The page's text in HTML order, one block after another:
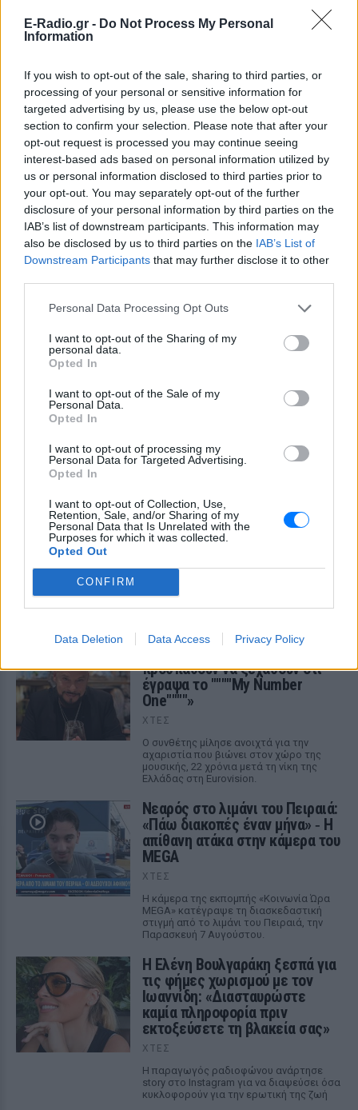
E-Radio.gr - Do Not Process My Personal
Information
If you wish to opt-out of the sale, sharing to third parties, or
processing of your personal or sensitive information for
targeted advertising by us, please use the below opt-out
section to confirm your selection. Please note that after your
opt-out request is processed you may continue seeing
interest-based ads based on personal information utilized by
us or personal information disclosed to third parties prior to
your opt-out. You may separately opt-out of the further
disclosure of your personal information by third parties on the
IAB’s list of downstream participants. This information may
also be disclosed by us to third parties on the IAB’s List of
Downstream Participants that may further disclose it to other
Personal Data Processing Opt Outs
I want to opt-out of the Sharing of my
personal data.
Opted In
I want to opt-out of the Sale of my
Personal Data.
Opted In
I want to opt-out of processing my
Personal Data for Targeted Advertising.
Opted In
I want to opt-out of Collection, Use,
Retention, Sale, and/or Sharing of my
Personal Data that Is Unrelated with the
Purposes for which it was collected.
Opted Out
CONFIRM
Data Deletion Data Access Privacy Policy
Ακολουθήστε το E-Radio.gr στοGoogle News
και μάθετε πρώτοι
Διαβάστε περισσότερα θέματα για Μόδα,
Ομορφιά, Σχέσειςκαι φυσικάCelebritiesστο νέο
Pink.gr
!
Ακολουθήστε το E-Radio.gr και στο Instagram
ΔΕΙΤΕ ΕΠΙΣΗΣ
προσπαθούν να ξεχάσουν ότι
έγραψα το """"My Number
One""""»
ΧΤΕΣ
Ο συνθέτης μίλησε ανοιχτά για την
αχαριστία που βιώνει στον χώρο της
μουσικής, 22 χρόνια μετά τη νίκη της
Ελλάδας στη Eurovision.
Νεαρός στο λιμάνι του Πειραιά:
«Πάω διακοπές έναν μήνα» ‑ Η
απίθανη ατάκα στην κάμερα του
MEGA
ΧΤΕΣ
Η κάμερα της εκπομπής «Κοινωνία Ώρα
MEGA» κατέγραψε τη διασκεδαστική
στιγμή από το λιμάνι του Πειραιά, την
Παρασκευή 7 Αυγούστου.
Η Ελένη Βουλγαράκη ξεσπά για
τις φήμες χωρισμού με τον
Ιωαννίδη: «Διασταυρώστε
καμία πληροφορία πριν
εκτοξεύσετε τη βλακεία σας»
ΧΤΕΣ
Η παραγωγός ραδιοφώνου ανάρτησε
story στο Instagram για να διαψεύσει όσα
κυκλοφορούν για την ερωτική της ζωή